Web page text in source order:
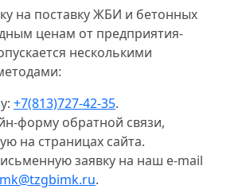
на поставку ЖБИ и бетонных
ценам от предприятия-
несколькими
+7(813)727-42-35.
форму обратной связи,
на страницах сайта.
заявку на наш e-mail
.